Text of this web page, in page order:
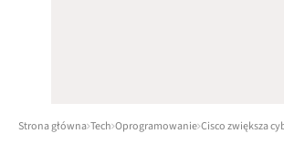
Strona główna Tech Oprogramowanie